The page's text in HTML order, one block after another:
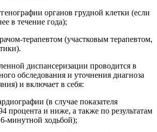
органов грудной клетки (если
в течение года);
терапевтом (участковым терапевтом,
диспансеризации проводится в
обследования и уточнения диагноза
и включает в себя:
(в случае показателя
процента и ниже, а также по результатам
минутной ходьбой);